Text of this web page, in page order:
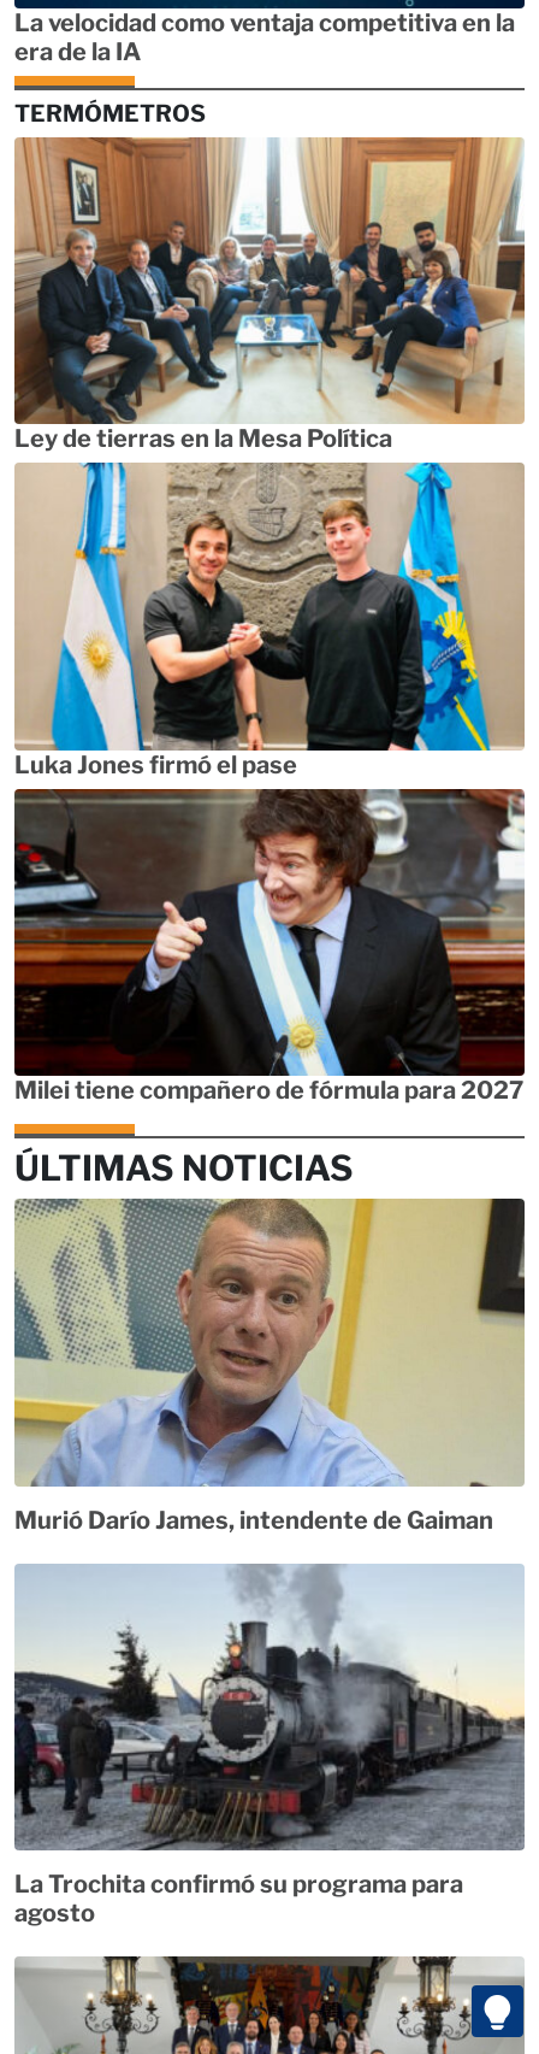
La velocidad como ventaja competitiva en la
era de la IA
TERMÓMETROS
Ley de tierras en la Mesa Política
Luka Jones firmó el pase
Milei tiene compañero de fórmula para 2027
ÚLTIMAS NOTICIAS
Murió Darío James, intendente de Gaiman
La Trochita confirmó su programa para
agosto